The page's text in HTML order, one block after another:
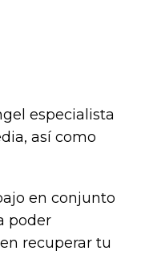
especialista
así como
en conjunto
poder
recuperar tu